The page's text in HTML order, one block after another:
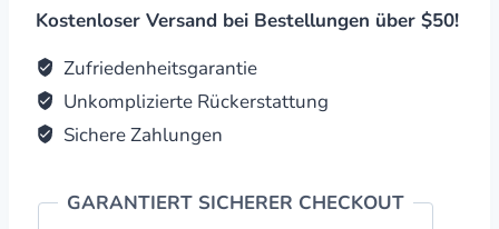
Papa"
Kostenloser Versand bei Bestellungen über $50!
Zufriedenheitsgarantie
Unkomplizierte Rückerstattung
Sichere Zahlungen
GARANTIERT SICHERER CHECKOUT